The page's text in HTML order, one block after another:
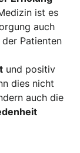
ist es
auch
der Patienten
und positiv
dies nicht
auch die